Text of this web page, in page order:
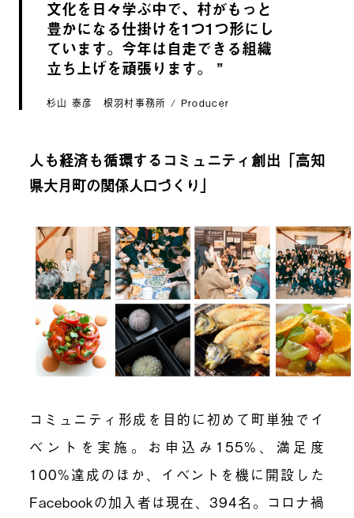
文化を日々学ぶ中で、村がもっと
豊かになる仕掛けを1つ1つ形にし
ています。今年は自走できる組織
立ち上げを頑張ります。
杉山 泰彦 根羽村事務所 / Producer
人も経済も循環するコミュニティ創出「高知
県大月町の関係人口づくり」
コミュニティ形成を目的に初めて町単独でイ
ベントを実施。お申込み155%、満足度
100%達成のほか、イベントを機に開設した
Facebookの加入者は現在、394名。コロナ禍